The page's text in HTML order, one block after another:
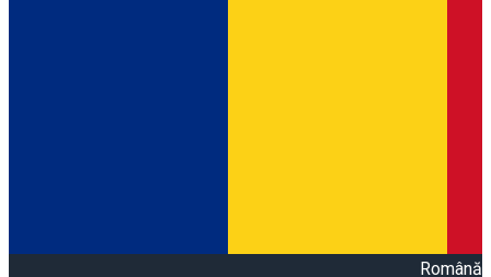
Română